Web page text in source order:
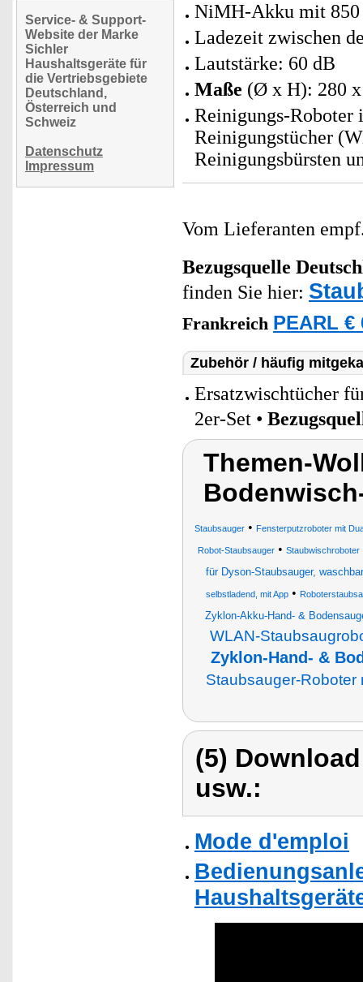
Service- & Support-
Website der Marke
Sichler
Haushaltsgeräte für
die Vertriebsgebiete
Deutschland,
Österreich und
Schweiz
Datenschutz
Impressum
NiMH-Akku mit
Ladezeit zwischen
Lautstärke: 60 dB
Maße (Ø x H): 280
Reinigungs-
Reinigungstücher
Reinigungsbürsten
Vom Lieferanten
Bezugsquelle
finden Sie hier:
Frankreich PEARL €
Zubehör / häufig
Ersatzwischtücher
2er-Set •
Themen-
Staubsauger• Fensterputzroboter mit
Robot-Staubsauger • Staubwischroboter
für Dyson-Staubsauger, waschbar
selbstladend, mit App•
Zyklon-Akku-Hand- &
WLAN-
Zyklon-Hand- &
Staubsauger-Roboter
(5)
usw.:
Mode d'emploi